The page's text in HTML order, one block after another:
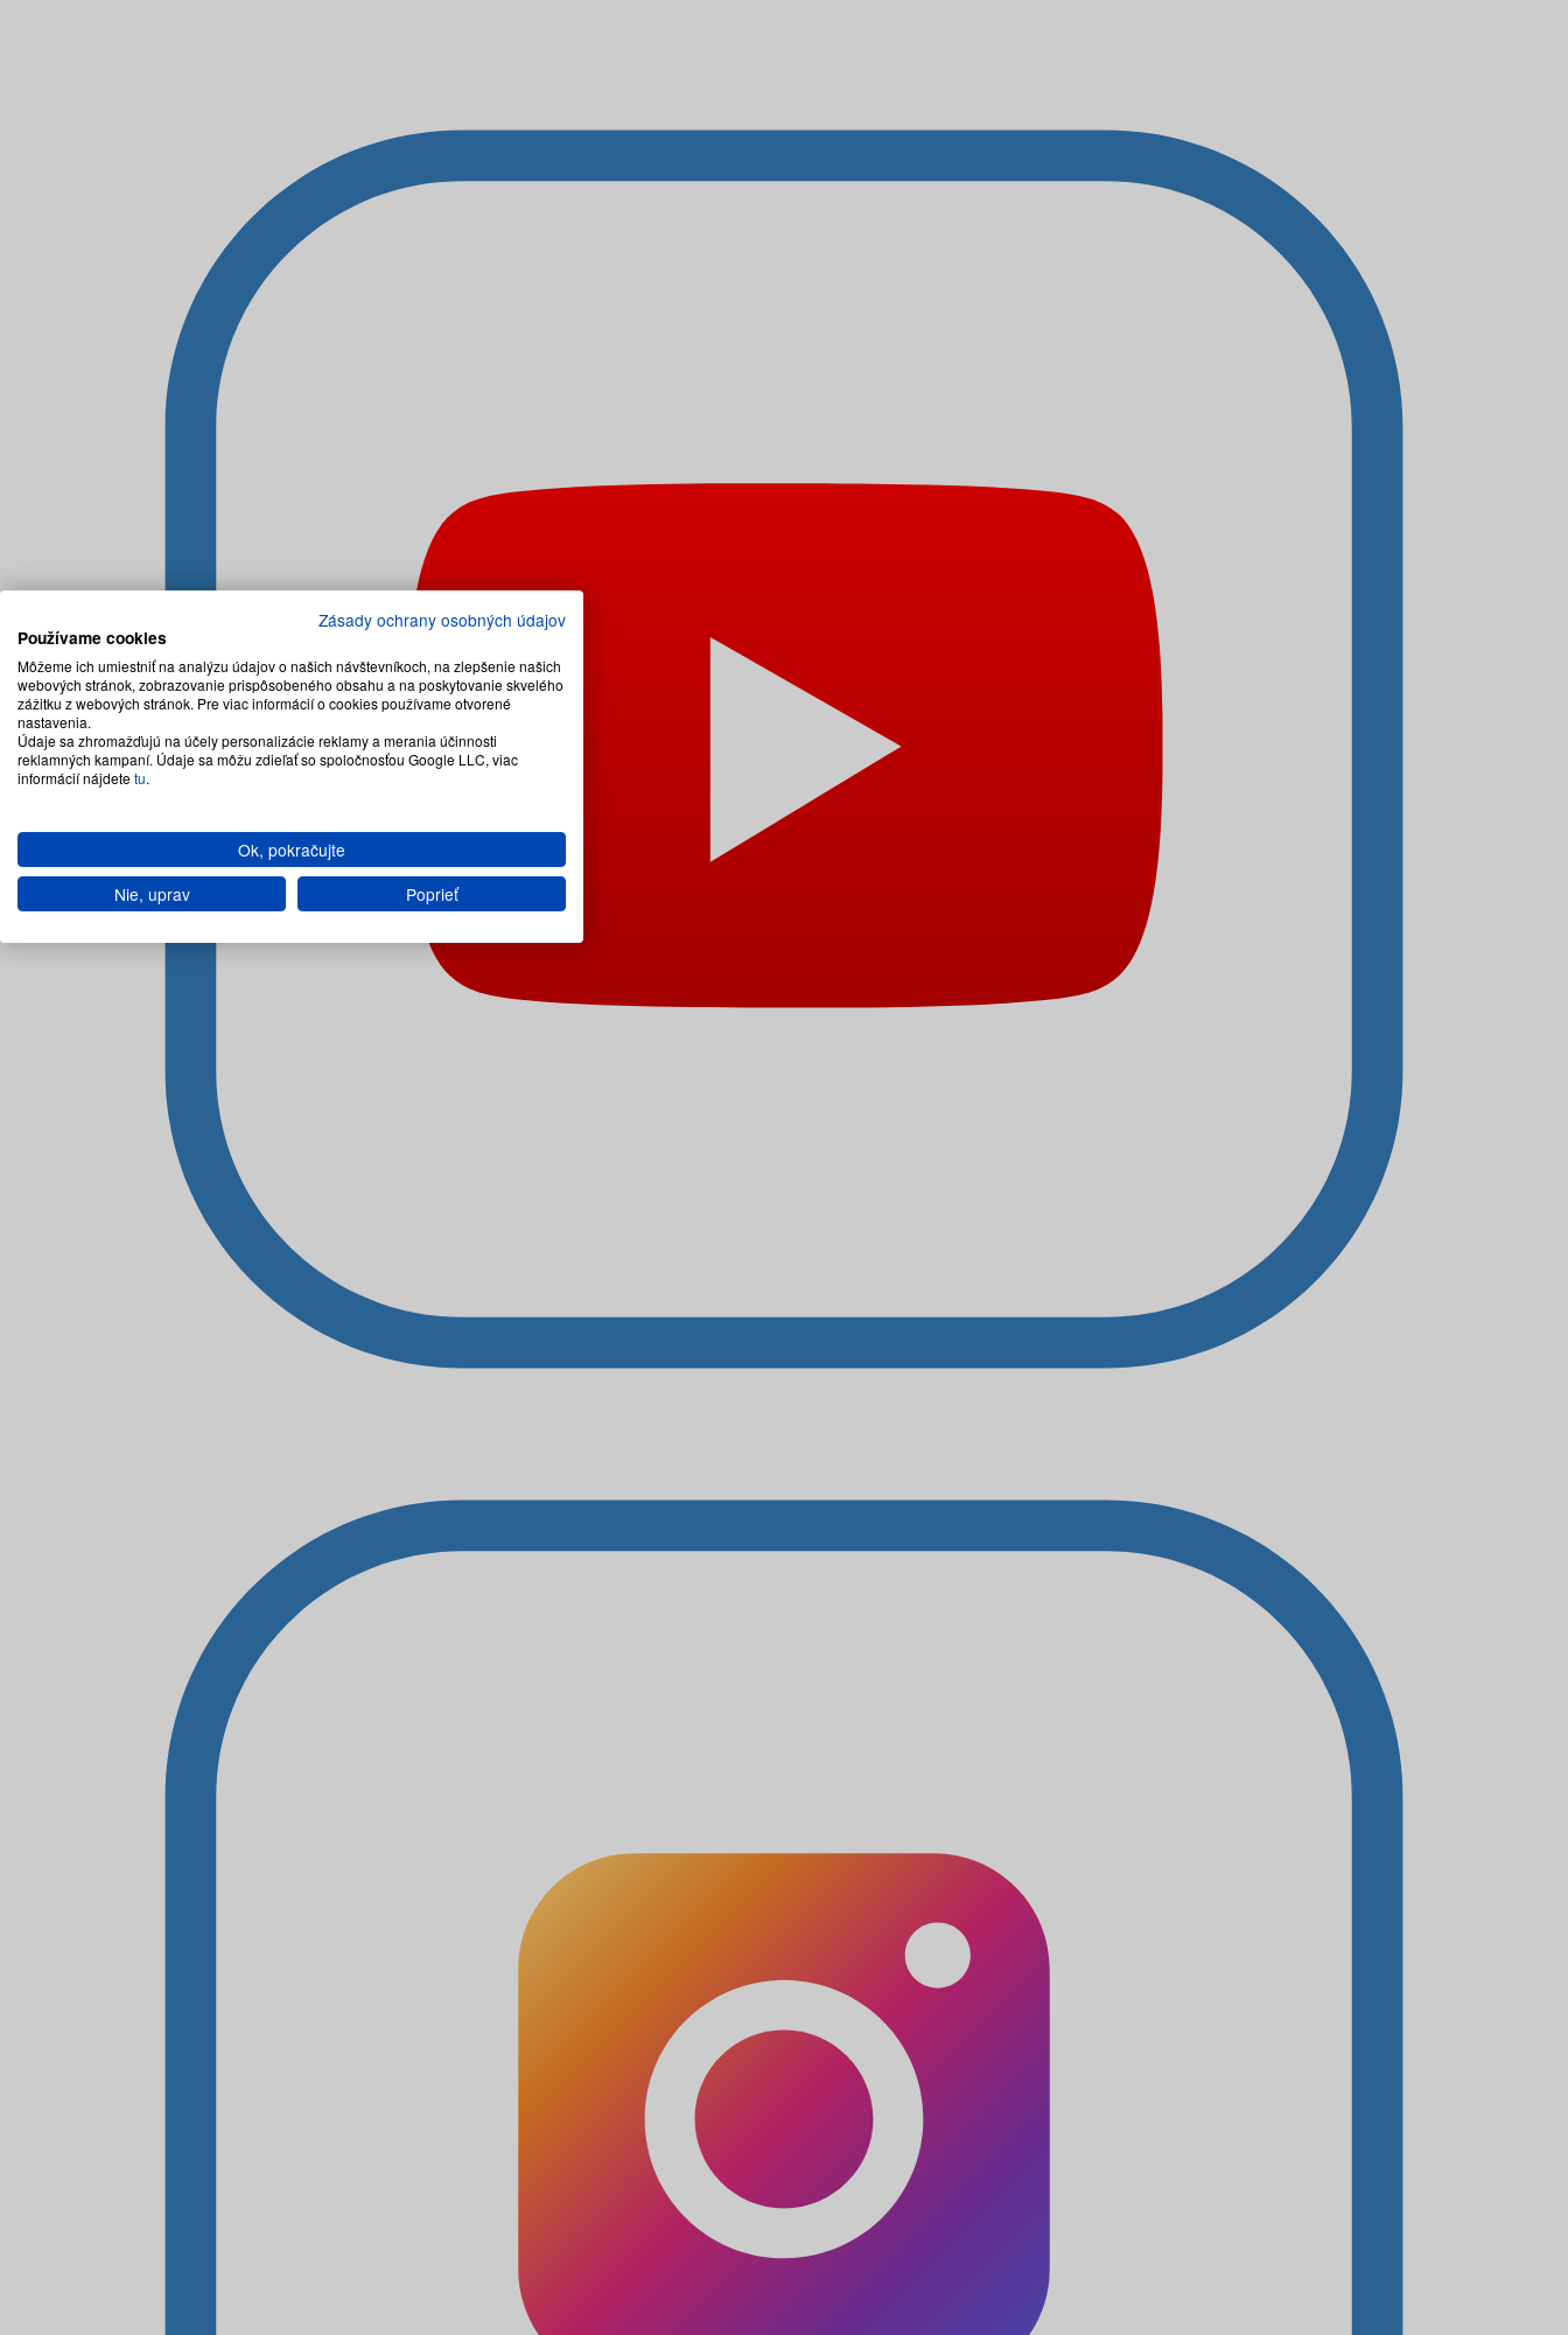
Zásady ochrany osobných údajov
Používame cookies
Môžeme ich umiestniť na analýzu údajov o našich návštevníkoch, na zlepšenie našich
webových stránok, zobrazovanie prispôsobeného obsahu a na poskytovanie skvelého
zážitku z webových stránok. Pre viac informácií o cookies používame otvorené
nastavenia.
Údaje sa zhromažďujú na účely personalizácie reklamy a merania účinnosti
reklamných kampaní. Údaje sa môžu zdieľať so spoločnosťou Google LLC, viac
informácií nájdetetu.
Ok, pokračujte
Nie, uprav
Poprieť